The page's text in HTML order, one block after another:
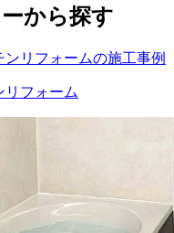
から探す
リフォーム